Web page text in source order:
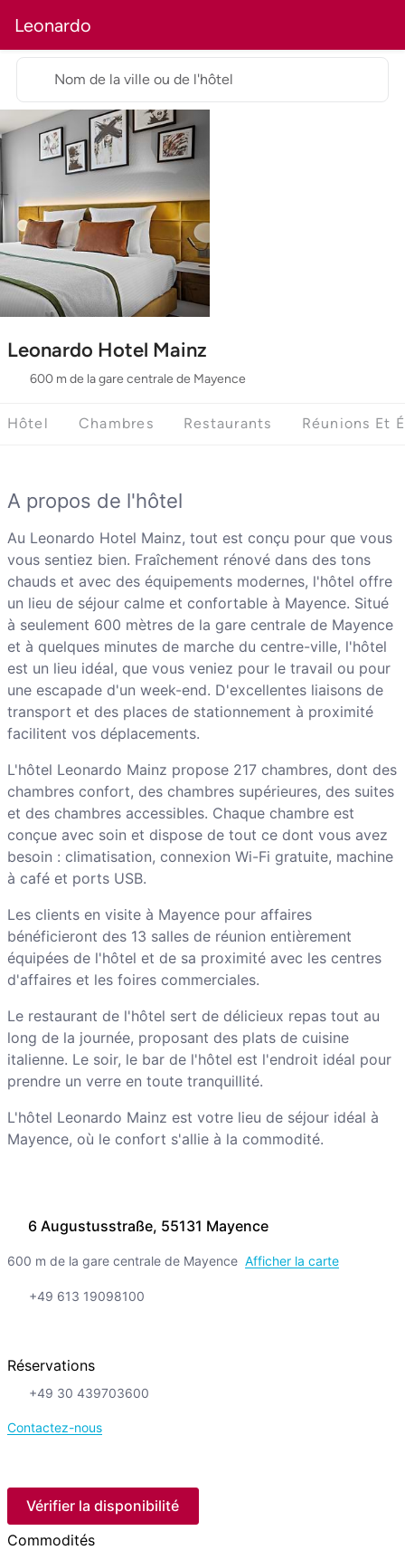
Leonardo
Leonardo Hotel Mainz
600 m de la gare centrale de Mayence
Nom de la ville ou de l'hôtel
Hôtel Chambres Restaurants Réunions Et
6 Augustusstraße, 55131 Mayence
600 m de la gare centrale de Mayence Afficher la carte
+49 613 19098100
Réservations
+49 30 439703600
Contactez-nous
Vérifier la disponibilité
Commodités
A propos de l'hôtel
Au Leonardo Hotel Mainz, tout est conçu pour que vous
vous sentiez bien. Fraîchement rénové dans des tons
chauds et avec des équipements modernes, l'hôtel offre
un lieu de séjour calme et confortable à Mayence. Situé
à seulement 600 mètres de la gare centrale de Mayence
et à quelques minutes de marche du centre-ville, l'hôtel
est un lieu idéal, que vous veniez pour le travail ou pour
une escapade d'un week-end. D'excellentes liaisons de
transport et des places de stationnement à proximité
facilitent vos déplacements.
L'hôtel Leonardo Mainz propose 217 chambres, dont des
chambres confort, des chambres supérieures, des suites
et des chambres accessibles. Chaque chambre est
conçue avec soin et dispose de tout ce dont vous avez
besoin : climatisation, connexion Wi-Fi gratuite, machine
à café et ports USB.
Les clients en visite à Mayence pour affaires
bénéficieront des 13 salles de réunion entièrement
équipées de l'hôtel et de sa proximité avec les centres
d'affaires et les foires commerciales.
Le restaurant de l'hôtel sert de délicieux repas tout au
long de la journée, proposant des plats de cuisine
italienne. Le soir, le bar de l'hôtel est l'endroit idéal pour
prendre un verre en toute tranquillité.
L'hôtel Leonardo Mainz est votre lieu de séjour idéal à
Mayence, où le confort s'allie à la commodité.